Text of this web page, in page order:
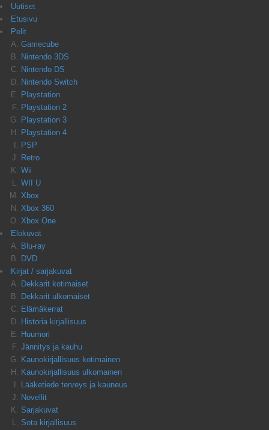
Uutiset
Etusivu
Pelit
Gamecube
Nintendo 3DS
Nintendo DS
Nintendo Switch
Playstation
Playstation 2
Playstation 3
Playstation 4
PSP
Retro
Wii
WII U
Xbox
Xbox 360
Xbox One
Elokuvat
Blu-ray
DVD
Kirjat / sarjakuvat
Dekkarit kotimaiset
Dekkarit ulkomaiset
Elämäkerrat
Historia kirjallisuus
Huumori
Jännitys ja kauhu
Kaunokirjallisuus kotimainen
Kaunokirjallisuus ulkomainen
Lääketiede terveys ja kauneus
Novellit
Sarjakuvat
Sota kirjallisuus